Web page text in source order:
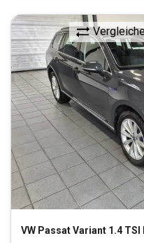
VW Passat Variant 1.4 TSI Hybrid